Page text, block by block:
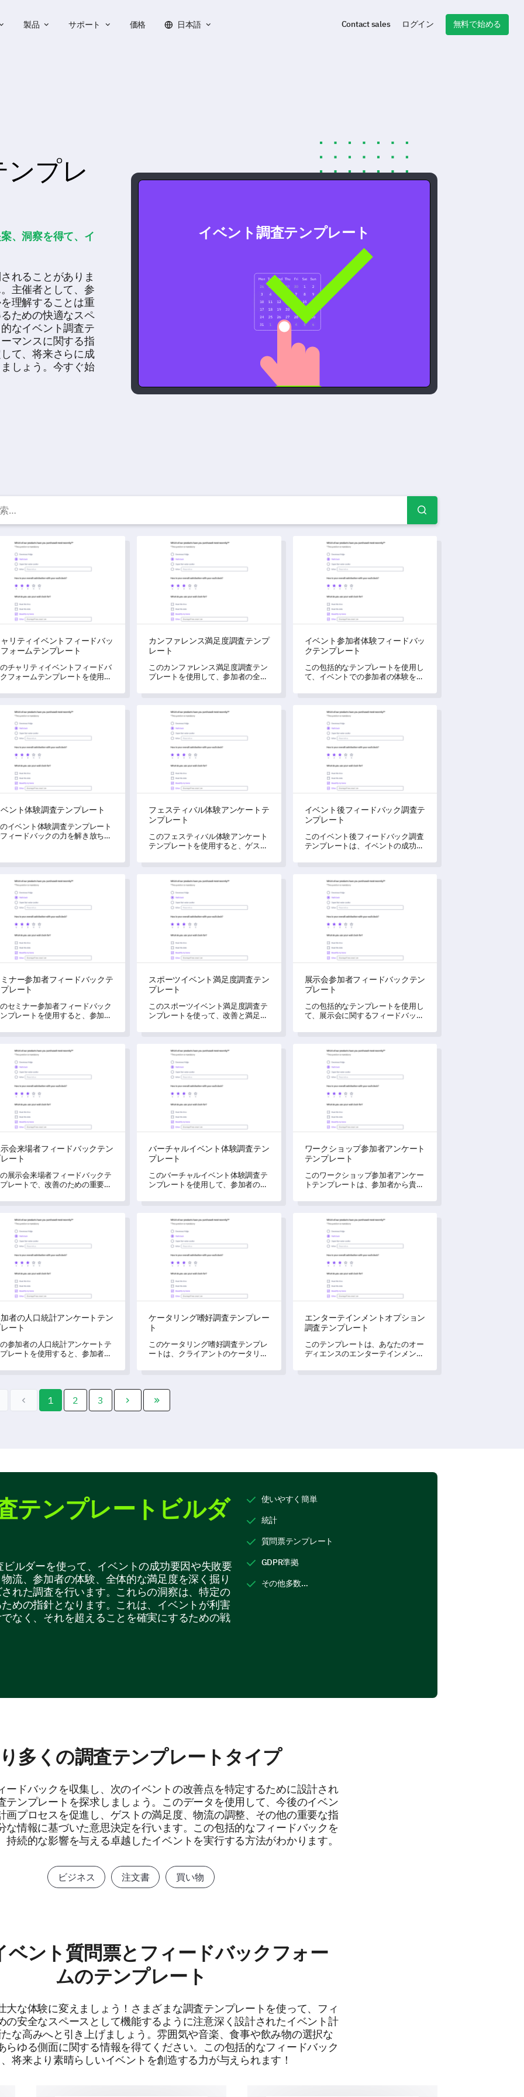
製品 サポート 価格 日本語 Contact sales ログイン 無料で始める
プレ
、洞察を得て、イ
れることがありま
主催者として、参
理解することは重
ための快適なスペ
なイベント調査テ
マンスに関する指
て、将来さらに成
しょう。今すぐ始
イベント調査テンプレート
ベント 調査テンプレート、例 & フォーム
リティイベントフィードバックフォームテンプレート
リティイベントフィードバッ
ォームテンプレート
チャリティイベントフィードバ
フォームテンプレートを使用す
せ、影響力のある変化を促進す
ます。
カンファレンス満足度調査テンプレート
カンファレンス満足度調査テンプ
レート
このカンファレンス満足度調査テン
プレートを使用して、参加者の全体
ます。
イベント参加者体験フィードバックテンプレート
イベント参加者体験フィードバッ
クテンプレート
この包括的なテンプレートを使用し
て、イベントでの参加者の体験を簡
ント体験調査テンプレート
ント体験調査テンプレート
イベント体験調査テンプレート
ィードバックの力を解き放ちま
フェスティバル体験アンケートテンプレート
フェスティバル体験アンケートテ
ンプレート
このフェスティバル体験アンケート
テンプレートを使用すると、ゲスト
把握するための重要な洞察を得るこ
イベント後フィードバック調査テンプレート
イベント後フィードバック調査テ
ンプレート
このイベント後フィードバック調査
テンプレートは、イベントの成功を
るための力を与えます。
ナー参加者フィードバックテンプレート
ナー参加者フィードバックテ
レート
セミナー参加者フィードバック
プレートを使用すると、参加者
得ることができます。
スポーツイベント満足度調査テンプレート
スポーツイベント満足度調査テン
プレート
このスポーツイベント満足度調査テ
ンプレートを使って、改善と満足度
展示会参加者フィードバックテンプレート
展示会参加者フィードバックテン
プレート
この包括的なテンプレートを使用し
て、展示会に関するフィードバック
会来場者フィードバックテンプレート
会来場者フィードバックテン
ート
展示会来場者フィードバックテ
レートで、改善のための重要な
バーチャルイベント体験調査テンプレート
バーチャルイベント体験調査テン
プレート
このバーチャルイベント体験調査テ
ンプレートを使用して、参加者の体
ることができます。
ワークショップ参加者アンケートテンプレート
ワークショップ参加者アンケート
テンプレート
このワークショップ参加者アンケー
トテンプレートは、参加者から貴重
促進し、ユーザーエクスペリエンス
ができます。
者の人口統計アンケートテンプレート
者の人口統計アンケートテン
ート
参加者の人口統計アンケートテ
レートを使用すると、参加者に
理解を深めることができます。
ケータリング嗜好調査テンプレート
ケータリング嗜好調査テンプレー
ト
このケータリング嗜好調査テンプレ
ートは、クライアントのケータリン
を得るのに役立ちます。
エンターテインメントオプション調査テンプレート
エンターテインメントオプション
調査テンプレート
このテンプレートは、あなたのオー
ディエンスのエンターテインメント
のに役立ちます。
1 2 3
テンプレートビルダ
ルダーを使って、イベントの成功要因や失敗要
流、参加者の体験、全体的な満足度を深く掘り
れた調査を行います。これらの洞察は、特定の
めの指針となります。これは、イベントが利害
なく、それを超えることを確実にするための戦
使いやすく簡単
統計
質問票テンプレート
GDPR準拠
その他多数…
多くの調査テンプレートタイプ
ードバックを収集し、次のイベントの改善点を特定するために設計され
テンプレートを探求しましょう。このデータを使用して、今後のイベン
画プロセスを促進し、ゲストの満足度、物流の調整、その他の重要な指
な情報に基づいた意思決定を行います。この包括的なフィードバックを
持続的な影響を与える卓越したイベントを実行する方法がわかります。
ビジネス 注文書 買い物
ベント質問票とフィードバックフォー
ムのテンプレート
大な体験に変えましょう！さまざまな調査テンプレートを使って、フィ
の安全なスペースとして機能するように注意深く設計されたイベント計
な高みへと引き上げましょう。雰囲気や音楽、食事や飲み物の選択な
らゆる側面に関する情報を得てください。この包括的なフィードバック
将来より素晴らしいイベントを創造する力が与えられます！